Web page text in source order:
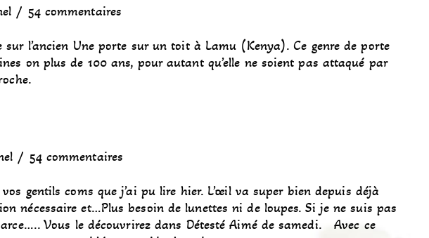
54 commentaires
l’ancien Une porte sur un toit à Lamu (Kenya). Ce genre de porte
on plus de 100 ans, pour autant qu’elle ne soient pas attaqué par
54 commentaires
gentils coms que j’ai pu lire hier. L’œil va super bien depuis déjà
nécessaire et…Plus besoin de lunettes ni de loupes. Si je ne suis pas
Vous le découvrirez dans Détesté Aimé de samedi. Avec ce